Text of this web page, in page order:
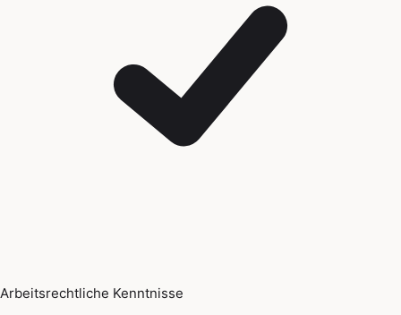
Arbeitsrechtliche Kenntnisse